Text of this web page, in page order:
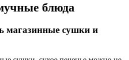
блюда
магазинные сушки и